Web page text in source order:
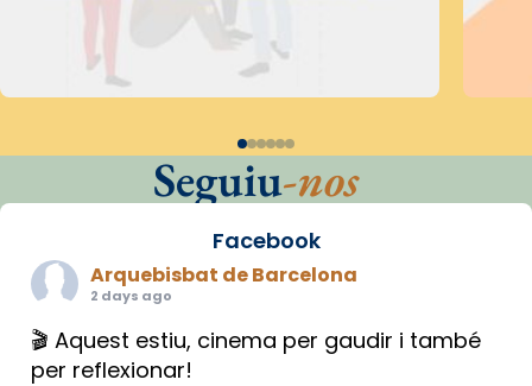
Seguiu-nos
Facebook
Arquebisbat de Barcelona
2 days ago
🎬 Aquest estiu, cinema per gaudir i també
per reflexionar!